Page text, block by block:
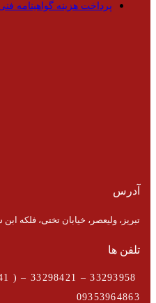
پرداخت هزینه گواهینامه
آدرس
تبریز، ولیعصر، خیابان تختی، فلکه ابن سینا به
تلفن ها
09353964863